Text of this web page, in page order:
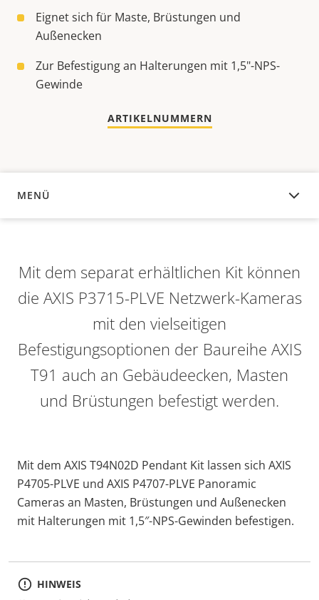
Eignet sich für Maste, Brüstungen und
Außenecken
Zur Befestigung an Halterungen mit 1,5"-NPS-
Gewinde
ARTIKELNUMMERN
MENÜ
ÜBERSICHT
Mit dem separat erhältlichen Kit können
die AXIS P3715-PLVE Netzwerk-Kameras
mit den vielseitigen
Befestigungsoptionen der Baureihe AXIS
T91 auch an Gebäudeecken, Masten
und Brüstungen befestigt werden.
Mit dem AXIS T94N02D Pendant Kit lassen sich AXIS
P4705-PLVE und AXIS P4707-PLVE Panoramic
Cameras an Masten, Brüstungen und Außenecken
mit Halterungen mit 1,5″-NPS-Gewinden befestigen.
HINWEIS